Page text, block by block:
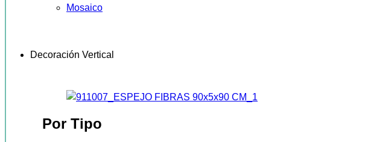
Mosaico
Decoración Vertical
Por Tipo